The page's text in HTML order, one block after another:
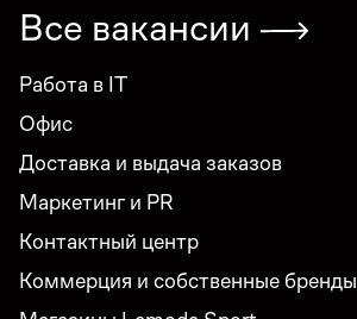
Все вакансии
Работа в IT
Офис
Доставка и выдача заказов
Маркетинг и PR
Контактный центр
Коммерция и собственные бренды